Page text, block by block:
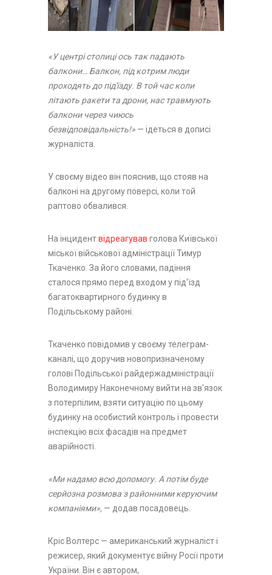
«У центрі столиці ось так падають
балкони… Балкон, під котрим люди
проходять до під'їзду. В той час коли
літають ракети та дрони, нас травмують
балкони через чиюсь
безвідповідальність!» — ідеться в дописі
журналіста.
У своєму відео він пояснив, що стояв на
балконі на другому поверсі, коли той
раптово обвалився.
На інцидентвідреагував голова Київської
міської військової адміністрації Тимур
Ткаченко. За його словами, падіння
сталося прямо перед входом у під'їзд
багатоквартирного будинку в
Подільському районі.
Ткаченко повідомив у своєму телеграм-
каналі, що доручив новопризначеному
голові Подільської райдержадміністрації
Володимиру Наконечному вийти на зв'язок
з потерпілим, взяти ситуацію по цьому
будинку на особистий контроль і провести
інспекцію всіх фасадів на предмет
аварійності.
«Ми надамо всю допомогу. А потім буде
серйозна розмова з районними керуючим
компаніями», — додав посадовець.
Кріс Волтерс — американський журналіст і
режисер, який документує війну Росії проти
України. Він є автором,